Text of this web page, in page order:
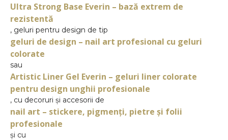
Ultra Strong Base Everin – bază extrem de
rezistentă
, geluri pentru design de tip
geluri de design – nail art profesional cu geluri
colorate
sau
Artistic Liner Gel Everin – geluri liner colorate
pentru design unghii profesionale
, cu decoruri și accesorii de
nail art – stickere, pigmenți, pietre și folii
profesionale
și cu